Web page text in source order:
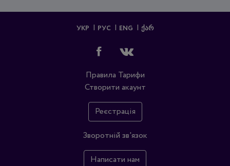
УКР РУС ENG ᲥᲐᲠ
Правила Тарифи
Створити акаунт
Реєстрація
Зворотній зв'язок
Написати нам